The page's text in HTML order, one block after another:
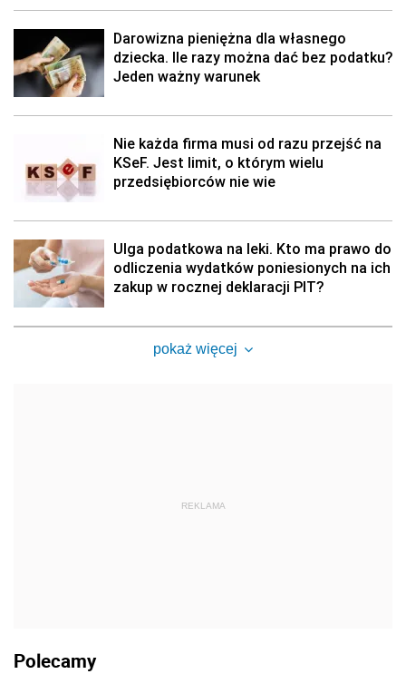
Darowizna pieniężna dla własnego
dziecka. Ile razy można dać bez podatku?
Jeden ważny warunek
Nie każda firma musi od razu przejść na
KSeF. Jest limit, o którym wielu
przedsiębiorców nie wie
Ulga podatkowa na leki. Kto ma prawo do
odliczenia wydatków poniesionych na ich
zakup w rocznej deklaracji PIT?
pokaż więcej
REKLAMA
Polecamy